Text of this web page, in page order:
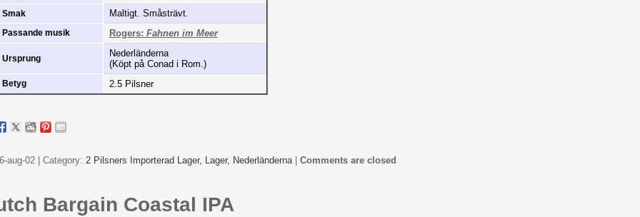
Smak Maltigt. Småsträvt.
Passande musik Rogers: Fahnen im Meer
Ursprung
Nederländerna
(Köpt på Conad i Rom.)
Betyg 2.5 Pilsner
aug-02 | Category: 2 Pilsners Importerad Lager, Lager, Nederländerna| Comments are closed
Bargain Coastal IPA